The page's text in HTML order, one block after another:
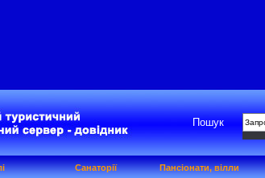
Пошук
Санаторії Пансіонати, вілли